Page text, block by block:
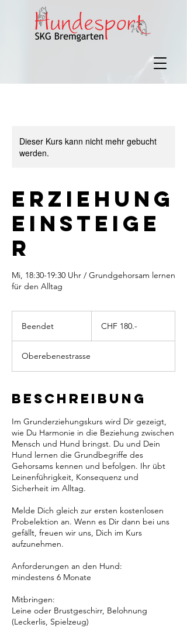
Dieser Kurs kann nicht mehr gebucht
werden.
Erziehung
Einsteige
r
Mi, 18:30-19:30 Uhr / Grundgehorsam lernen
für den Alltag
Beendet
n
d
CHF 180.-
Oberebenestrasse
Beschreibung
Im Grunderziehungskurs wird Dir gezeigt,
wie Du Harmonie in die Beziehung zwischen
Mensch und Hund bringst. Du und Dein
Hund lernen die Grundbegriffe des
Gehorsams kennen und befolgen. Ihr übt
Leinenführigkeit, Konsequenz und
Sicherheit im Alltag.
Melde Dich gleich zur ersten kostenlosen
Probelektion an. Wenn es Dir dann bei uns
gefällt, freuen wir uns, Dich im Kurs
aufzunehmen.
Anforderungen an den Hund:
mindestens 6 Monate
Mitbringen:
Leine oder Brustgeschirr, Belohnung
(Leckerlis, Spielzeug)